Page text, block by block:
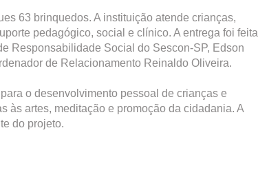
63 brinquedos. A instituição atende crianças,
pedagógico, social e clínico. A entrega foi feita
Responsabilidade Social do Sescon-SP, Edson
de Relacionamento Reinaldo Oliveira.
o desenvolvimento pessoal de crianças e
às artes, meditação e promoção da cidadania. A
do projeto.